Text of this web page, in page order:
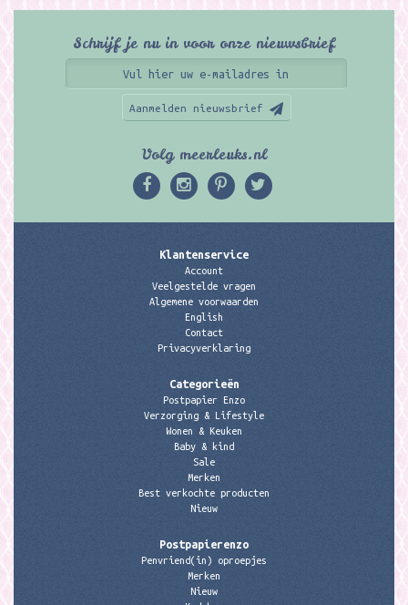
Schrijf je nu in voor onze nieuwsbrief
Aanmelden nieuwsbrief
Volg meerleuks.nl
Klantenservice
Account
Veelgestelde vragen
Algemene voorwaarden
English
Contact
Privacyverklaring
Categorieën
Postpapier Enzo
Verzorging & Lifestyle
Wonen & Keuken
Baby & kind
Sale
Merken
Best verkochte producten
Nieuw
Postpapierenzo
Penvriend(in) oproepjes
Merken
Nieuw